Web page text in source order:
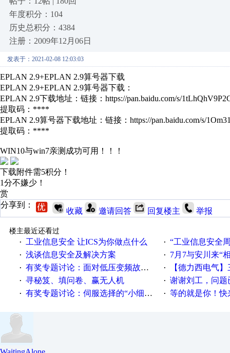
年度积分：104
历史总积分：4384
注册：2009年12月06日
发表于：2021-02-08 12:03:03
EPLAN 2.9+EPLAN 2.9算号器下载
EPLAN 2.9+EPLAN 2.9算号器下载：
EPLAN 2.9下载地址：链接：https://pan.baidu.com/s/
提取码：****
EPLAN 2.9算号器下载地址：链接：https://pan.baidu.com/s/
提取码：****
WIN10与win7亲测成功可用！！！
下载附件需5积分！
1分不嫌少！
赏
分享到：
收藏 邀请回答 回复楼主 举报
楼主最近还看过
·
工业信息安全 让ICS为你做点什么 · “工业信息安全周之我见”
· 浅谈信息安全及解决方案 · 7月7与安川来“
· 有奖专题讨论：面对低压变频故障，老手是这样解决的！ · 【德力西电气】三
· 寻秘笈、填问卷、赢无人机 · 谢谢刘工，问题
· 有奖专题讨论：伺服选择的“小细节大学问”奖励公告 · 等的就是你！快来